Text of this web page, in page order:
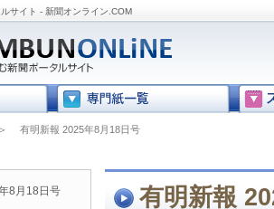
サイト - 新聞オンライン.COM
有明新報 2025年8月18日号
有明新報